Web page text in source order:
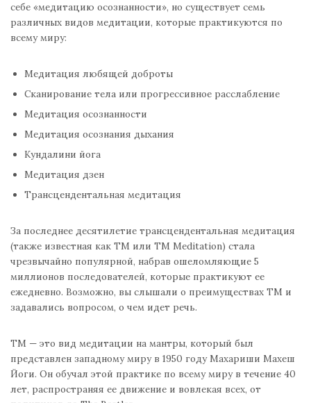
себе «медитацию осознанности», но существует семь
различных видов медитации, которые практикуются по
всему миру:
Медитация любящей доброты
Сканирование тела или прогрессивное расслабление
Медитация осознанности
Медитация осознания дыхания
Кундалини йога
Медитация дзен
Трансцендентальная медитация
За последнее десятилетие трансцендентальная медитация
(также известная как TM или TM Meditation) стала
чрезвычайно популярной, набрав ошеломляющие 5
миллионов последователей, которые практикуют ее
ежедневно. Возможно, вы слышали о преимуществах ТМ и
задавались вопросом, о чем идет речь.
ТМ — это вид медитации на мантры, который был
представлен западному миру в 1950 году Махариши Махеш
Йоги. Он обучал этой практике по всему миру в течение 40
лет, распространяя ее движение и вовлекая всех, от